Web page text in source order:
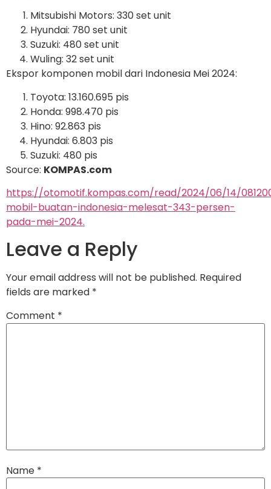
Mitsubishi Motors: 330 set unit
Hyundai: 780 set unit
Suzuki: 480 set unit
Wuling: 32 set unit
Ekspor komponen mobil dari Indonesia Mei 2024:
Toyota: 13.160.695 pis
Honda: 998.470 pis
Hino: 92.863 pis
Hyundai: 6.803 pis
Suzuki: 480 pis
Source: KOMPAS.com
https://otomotif.kompas.com/read/2024/06/14/
mobil-buatan-indonesia-melesat-343-persen-
pada-mei-2024.
Leave a Reply
Your email address will not be published. Required
fields are marked *
Comment *
Name *